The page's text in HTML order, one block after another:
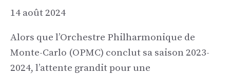
14 août 2024
Alors que l’Orchestre Philharmonique de
Monte-Carlo (OPMC) conclut sa saison 2023-
2024, l’attente grandit pour une